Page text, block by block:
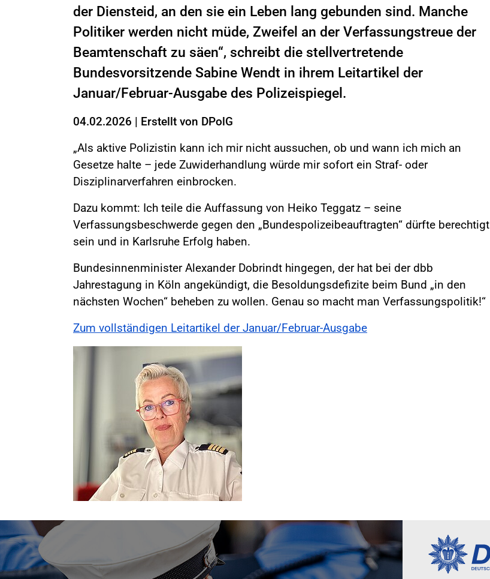
der Diensteid, an den sie ein Leben lang gebunden sind. Manche
Politiker werden nicht müde, Zweifel an der Verfassungstreue der
Beamtenschaft zu säen“, schreibt die stellvertretende
Bundesvorsitzende Sabine Wendt in ihrem Leitartikel der
Januar/Februar-Ausgabe des Polizeispiegel.
04.02.2026 | Erstellt von DPolG
„Als aktive Polizistin kann ich mir nicht aussuchen, ob und wann ich mich an
Gesetze halte – jede Zuwiderhandlung würde mir sofort ein Straf- oder
Disziplinarverfahren einbrocken.
Dazu kommt: Ich teile die Auffassung von Heiko Teggatz – seine
Verfassungsbeschwerde gegen den „Bundespolizeibeauftragten“ dürfte berechtigt
sein und in Karlsruhe Erfolg haben.
Bundesinnenminister Alexander Dobrindt hingegen, der hat bei der dbb
Jahrestagung in Köln angekündigt, die Besoldungsdefizite beim Bund „in den
nächsten Wochen“ beheben zu wollen. Genau so macht man Verfassungspolitik!“
Zum vollständigen Leitartikel der Januar/Februar-Ausgabe